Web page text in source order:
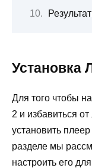
Установка
Для того чтобы
2 и избавиться
установить
разделе мы
настроить его